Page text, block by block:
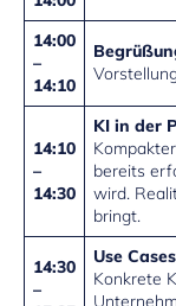
14:00
–
14:10
14:10
–
14:30
KI in der
bereits
wird.
bringt.
14:30
–
Use
Konkrete